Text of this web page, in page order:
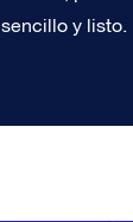
sencillo y listo.